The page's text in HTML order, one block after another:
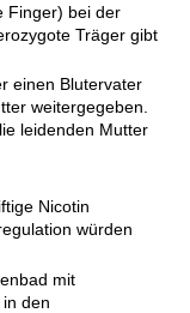
Finger) bei der
Träger gibt
einen Blutervater
weitergegeben.
leidenden Mutter
Nicotin
würden
mit
den